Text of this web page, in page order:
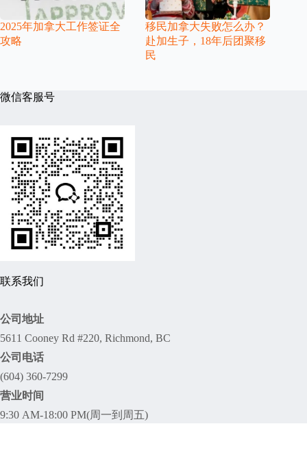
2025年加拿大工作签证全
攻略
移民加拿大失败怎么办？
赴加生子，18年后团聚移
民
微信客服号
联系我们
公司地址
5611 Cooney Rd #220, Richmond, BC
公司电话
(604) 360-7299
营业时间
9:30 AM-18:00 PM(周一到周五)